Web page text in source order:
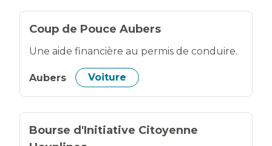
Coup de Pouce Aubers
Une aide financière au permis de conduire.
Aubers Voiture
Bourse d'Initiative Citoyenne